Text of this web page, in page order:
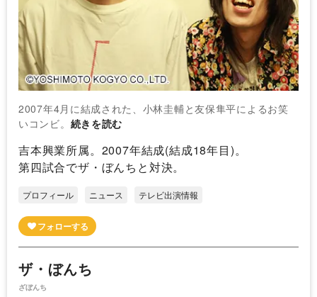
2007年4月に結成された、小林圭輔と友保隼平によるお笑
いコンビ。 続きを読む
吉本興業所属。2007年結成(結成18年目)。
第四試合でザ・ぼんちと対決。
プロフィール ニュース テレビ出演情報
ザ・ぼんち
ざぼんち